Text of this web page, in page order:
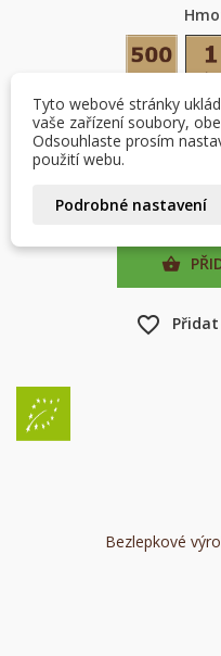
500 g

favorite_border
Bezlepkové
Můj seznam
add_circle_outline Vytvořit nový seznam
Vytvořit
Název
Zrušit
Přihlásit se
Musíte být přihlášen,
svého
Tyto webové stránky
vaše zařízení soubory,
Odsouhlaste prosím
použití webu.
Podrobné nastavení